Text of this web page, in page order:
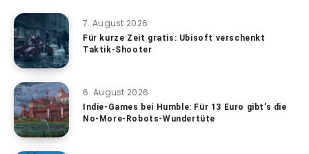
7. August 2026
Für kurze Zeit gratis: Ubisoft verschenkt
Taktik-Shooter
6. August 2026
Indie-Games bei Humble: Für 13 Euro gibt’s die
No-More-Robots-Wundertüte